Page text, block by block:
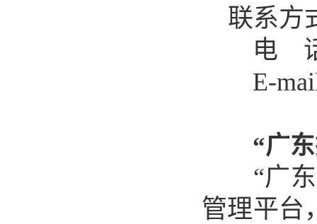
联系方
电
E-
“广
“广
管理平台